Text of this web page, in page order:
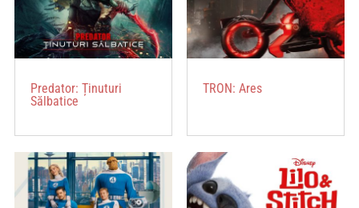
Predator: Ținuturi
Sălbatice
TRON: Ares